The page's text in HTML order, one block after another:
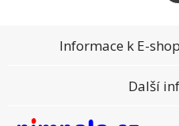
Informace k E-
Další